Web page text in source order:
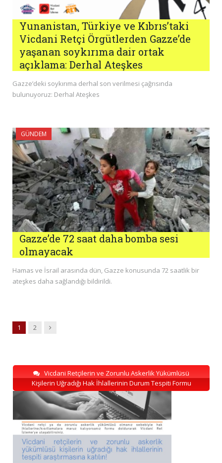
Yunanistan, Türkiye ve Kıbrıs’taki
Vicdani Retçi Örgütlerden Gazze’de
yaşanan soykırıma dair ortak
açıklama: Derhal Ateşkes
Gazze’deki soykırıma derhal son verilmesi çağrısında
bulunuyoruz: Derhal Ateşkes
GÜNDEM
Gazze’de 72 saat daha bomba sesi
olmayacak
Hamas ve İsrail arasında dün, Gazze konusunda 72 saatlik bir
ateşkes daha sağlandığı bildirildi.
1 2 Next
Vicdani Retçilerin ve Zorunlu Askerlik Yükümlüsü
Kişilerin Uğradığı Hak İhlallerinin Durum Tespiti Formu